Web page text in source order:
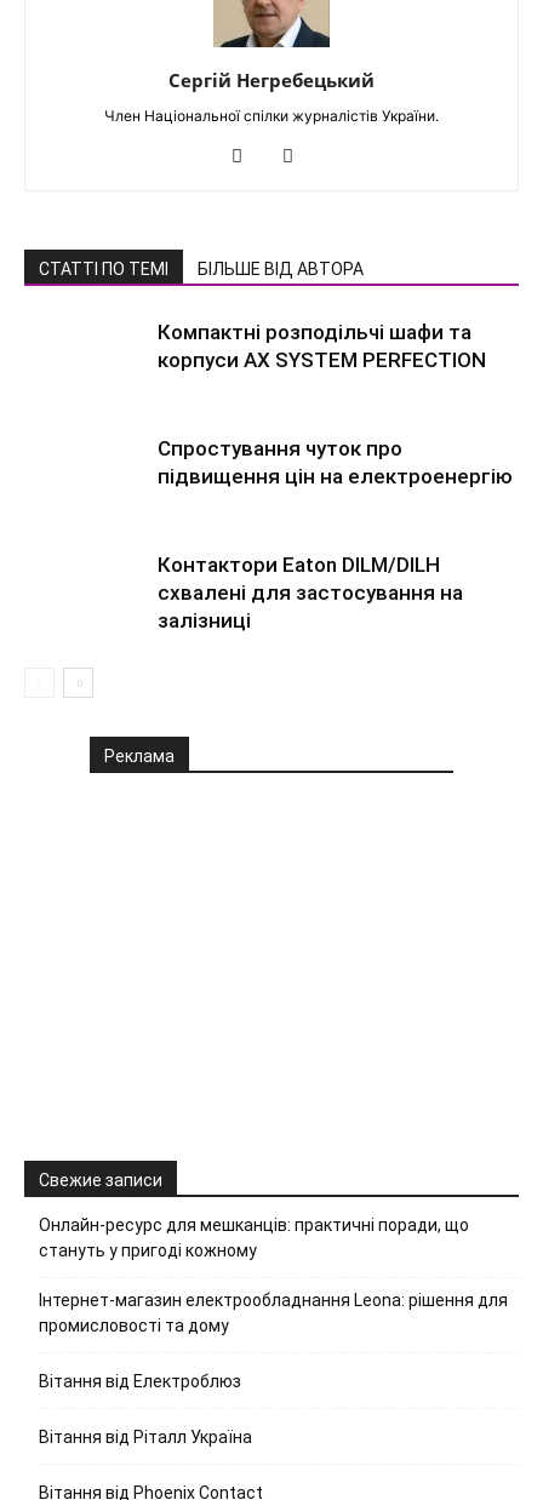
Сергій Негребецький
Член Національної спілки журналістів України.
СТАТТІ ПО ТЕМІ БІЛЬШЕ ВІД АВТОРА
Компактні розподільчі шафи та
корпуси AX SYSTEM PERFECTION
Спростування чуток про
підвищення цін на електроенергію
Контактори Eaton DILM/DILH
схвалені для застосування на
залізниці
Реклама
Свежие записи
Онлайн-ресурс для мешканців: практичні поради, що
стануть у пригоді кожному
Інтернет-магазин електрообладнання Leona: рішення для
промисловості та дому
Вітання від Електроблюз
Вітання від Ріталл Україна
Вітання від Phoenix Contact